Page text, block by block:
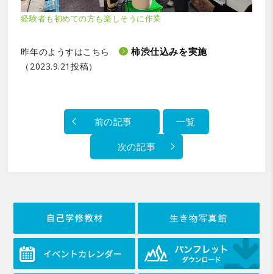
経験者も初めての方も楽しそうに作業
昨年のようすはこちら 柿渋仕込みを実施
（2023.9.21投稿）
前の記事 一覧
次の記事